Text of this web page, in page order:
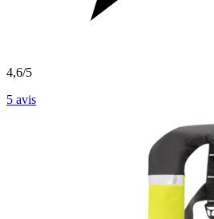
4,6/5
5 avis